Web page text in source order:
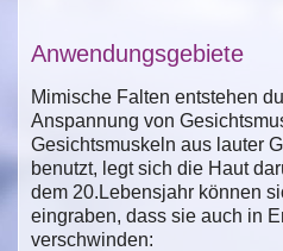
Anwendungsgebiete
Mimische Falten entstehen
Anspannung von
Gesichtsmuskeln aus lauter
benutzt, legt sich die Haut
dem 20.Lebensjahr können
eingraben, dass sie auch in
verschwinden: